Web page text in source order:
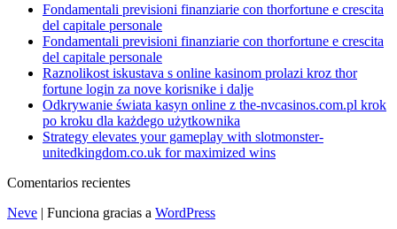
Fondamentali previsioni finanziarie con thorfortune e crescita
del capitale personale
Fondamentali previsioni finanziarie con thorfortune e crescita
del capitale personale
Raznolikost iskustava s online kasinom prolazi kroz thor
fortune login za nove korisnike i dalje
Odkrywanie świata kasyn online z the-nvcasinos.com.pl krok
po kroku dla każdego użytkownika
Strategy elevates your gameplay with slotmonster-
unitedkingdom.co.uk for maximized wins
Comentarios recientes
Neve | Funciona gracias a WordPress